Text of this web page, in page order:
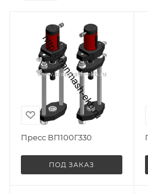
Пресс ВП100Г330
ПОД ЗАКАЗ